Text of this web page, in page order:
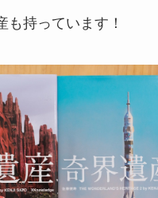
も持っています！